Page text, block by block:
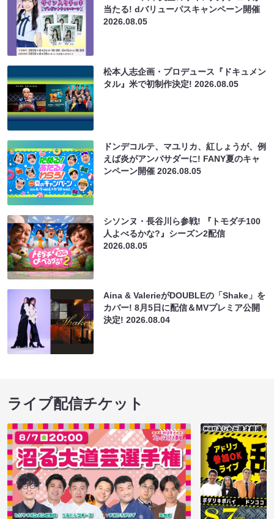
当たる! dバリューパスキャンペーン開催
2026.08.05
松本人志企画・プロデュース『ドキュメン
タル』米で初制作決定!2026.08.05
ドンデコルテ、マユリカ、紅しょうが、例
えば炎がアンバサダーに! FANY夏のキャ
ンペーン開催2026.08.05
シソンヌ・長谷川ら参戦! 『トモダチ100
人よべるかな?』シーズン2配信
2026.08.05
Aina & ValerieがDOUBLEの「Shake」を
カバー! 8月5日に配信＆MVプレミア公開
決定!2026.08.04
ライブ配信チケット